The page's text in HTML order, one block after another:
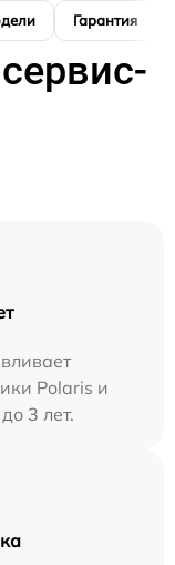
Гарантия
Polaris и
3 лет.